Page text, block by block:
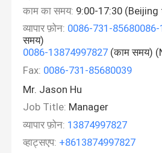
काम का समय: 9:00-17:30
व्यापार फ़ोन: 0086-731-
समय)
0086-13874997827 (काम समय)
Fax: 0086-731-85680039
Mr. Jason Hu
Job Title: Manager
व्यापार फ़ोन: 13874997827
व्हाट्सएप: +8613874997827